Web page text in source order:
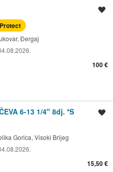
Đergaj
100 €
6-13 1/4" 8dj. *S
Gorica, Visoki Brijeg
15,50 €